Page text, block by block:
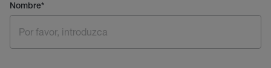
Nombre*